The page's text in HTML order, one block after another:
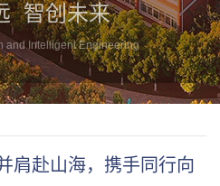
智创未来
and Intelligent Engineering
肩赴山海，携手同行向